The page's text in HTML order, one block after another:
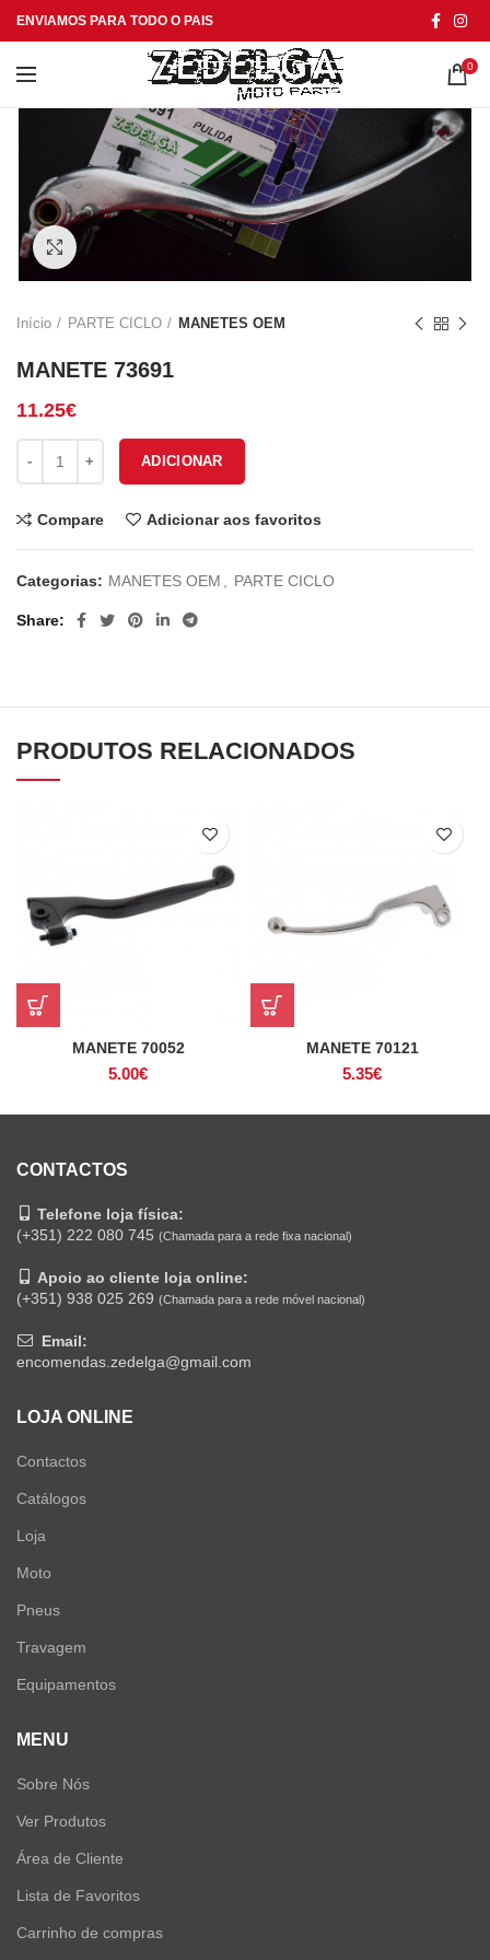
ENVIAMOS PARA TODO O PAIS
0
Click to enlarge
Início PARTE CICLO MANETES OEM
MANETE 73691
11.25€
ADICIONAR
Compare Adicionar aos favoritos
Categorias: MANETES OEM , PARTE CICLO
Share
PRODUTOS RELACIONADOS
MANETE 70052
5.00€
MANETE 70121
5.35€
CONTACTOS
Telefone loja física:
(+351) 222 080 745 (Chamada para a rede fixa nacional)
Apoio ao cliente loja online:
(+351) 938 025 269 (Chamada para a rede móvel nacional)
Email:
encomendas.zedelga@gmail.com
LOJA ONLINE
Contactos
Catálogos
Loja
Moto
Pneus
Travagem
Equipamentos
MENU
Sobre Nós
Ver Produtos
Área de Cliente
Lista de Favoritos
Carrinho de compras